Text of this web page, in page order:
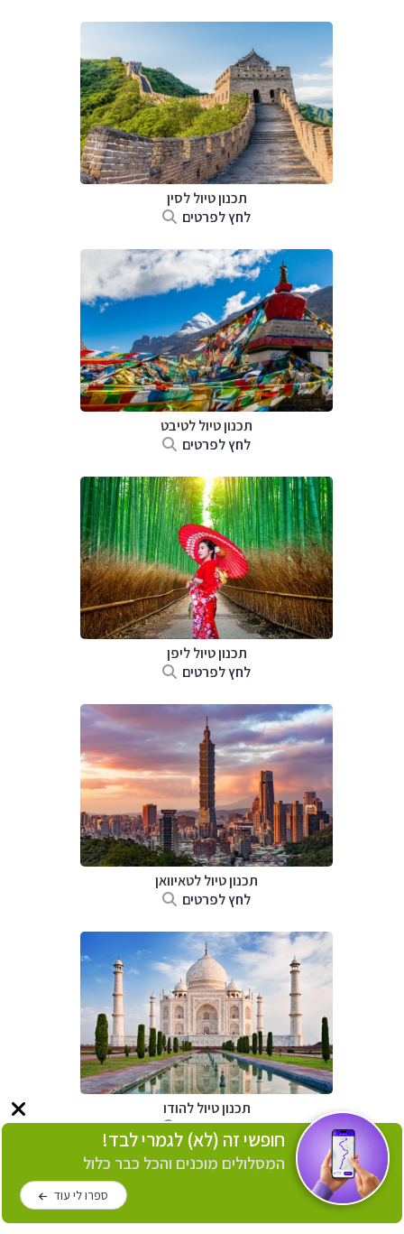
תכנון טיוללסין
לחץ לפרטים
תכנון טיוללטיבט
לחץ לפרטים
תכנון טיולליפן
לחץ לפרטים
תכנון טיוללטאיוואן
לחץ לפרטים
תכנון טיוללהודו
לחץ לפרטים
חופשי זה (לא) לגמרי לבד!
המסלולים מוכנים והכל כבר כלול
ספרו לי עוד